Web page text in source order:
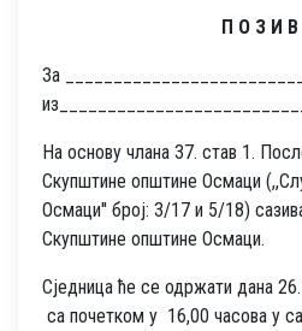
П О З И В
За
На основу члана 37. став 1.
Скупштине општине Осмаци
Осмаци'' број: 3/17 и 5/18)
Скупштине општине Осмаци.
Сједница ће се одржати дана
са почетком у 16,00 часова у